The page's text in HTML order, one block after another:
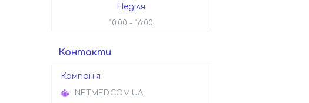
Неділя
10:00 16:00
Контакти
INETMED.COM.UA